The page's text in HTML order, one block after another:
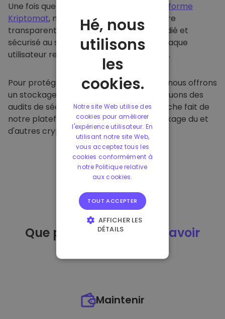
Une fois que vous achetez du sur
la plateforme
Kriptomat, nous le transférons de manière
transparente dans votre portefeuille dédié et
sécurisé au sein de notre plateforme. Chaque
utilisateur reçoit un portefeuille individuel.
Pour protéger nos clients et leurs fonds, nous offrons
un stockage hors ligne sécurisé et effectuons des
audits de sécurité réguliers. Cette approche fait de
notre plateforme un refuge pour le stockage du et
d'autres crypto-monnaies.
Que puis-je faire
après avoir
Maintenir
Hé, nous
utilisons
les
cookies.
Notre site Web utilise des
cookies pour améliorer
l'expérience utilisateur. En
utilisant notre site Web,
vous acceptez tous les
cookies conformément à
notre Politique relative
aux cookies.
TOUT ACCEPTER
AFFICHER LES
DÉTAILS
FONCTIONNALITÉ